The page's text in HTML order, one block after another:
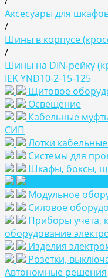
Аксесуары для
/
Шины в корпусе
/
Шины на DIN-рейку
IEK YND10-2-15-125
Щитовое
Освещение
Кабельные
СИП
Лотки
Системы для
Шкафы, боксы,
Модульное
Силовое
Приборы учета,
оборудование
Изделия
Розетки,
Автономные решения